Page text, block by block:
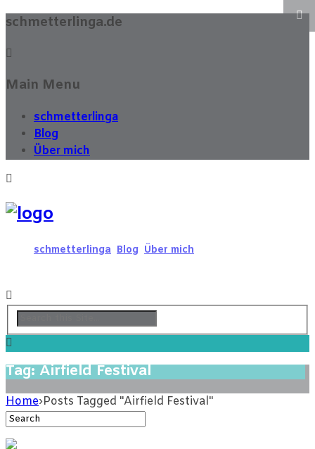
schmetterlinga.de
Main Menu
schmetterlinga
Blog
Über mich
schmetterlinga Blog Über mich
Tag: Airfield Festival
Home›Posts Tagged "Airfield Festival"